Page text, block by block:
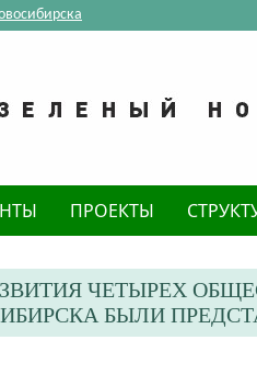
ПРОЕКТЫ
ЧЕТЫРЕХ
БЫЛИ